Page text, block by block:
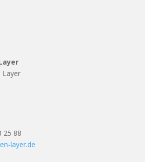
Layer
25 88
layer.de